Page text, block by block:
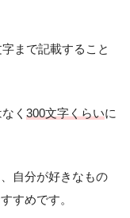
まで記載すること
く 300文字くらいに
自分が好きなもの
すめです。